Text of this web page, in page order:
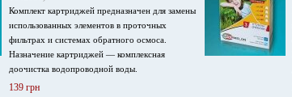
Комплект картриджей предназначен для замены
использованных элементов в проточных
фильтрах и системах обратного осмоса.
Назначение картриджей — комплексная
доочистка водопроводной воды.
139 грн